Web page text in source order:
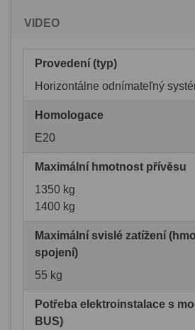
VIDEO
Provedení (typ)
Horizontálne odnímateľný
Homologace
E20
Maximální hmotnost přívěsu
1350 kg
1400 kg
Maximální svislé zatížení
spojení)
55 kg
Potřeba elektroinstalace s
BUS)